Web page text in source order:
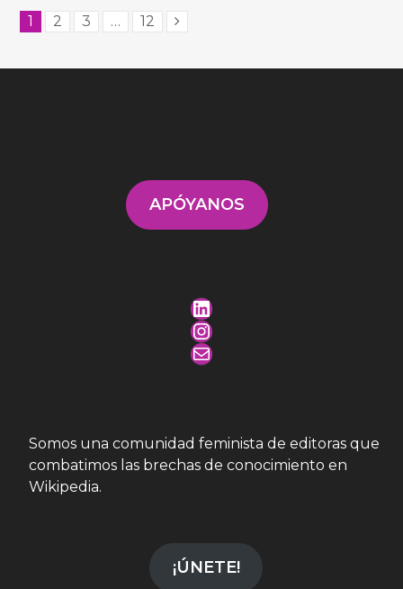
1 2 3 … 12
APÓYANOS
LinkedIn
Instagram
Mail
Somos una comunidad feminista de editoras que
combatimos las brechas de conocimiento en
Wikipedia.
¡ÚNETE!